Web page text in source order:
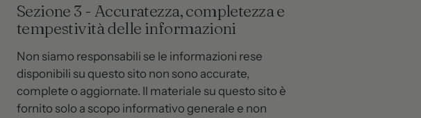
Sezione 3 - Accuratezza, completezza e
tempestività delle informazioni
Non siamo responsabili se le informazioni rese
disponibili su questo sito non sono accurate,
complete o aggiornate. Il materiale su questo sito è
fornito solo a scopo informativo generale e non